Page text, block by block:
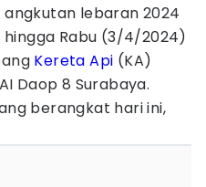
lebaran 2024
Rabu (3/4/2024)
Kereta Api (KA)
Daop 8 Surabaya.
berangkat hari ini,